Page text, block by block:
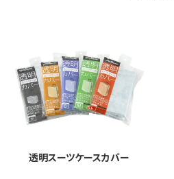
透明スーツケースカバー